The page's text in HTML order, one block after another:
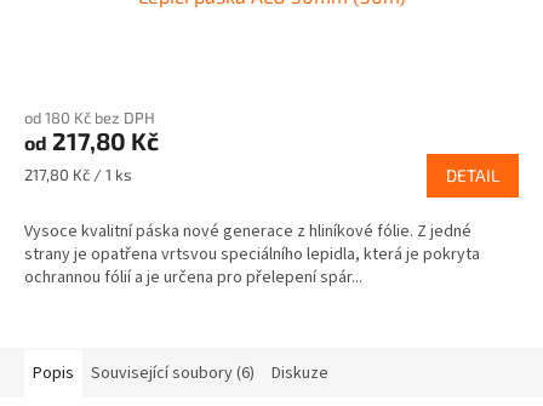
od 180 Kč bez DPH
od 217,80 Kč
Měrná
217,80 Kč / 1 ks DETAIL
Vysoce kvalitní páska nové generace z hliníkové fólie. Z jedné
strany je opatřena vrtsvou speciálního lepidla, která je pokryta
ochrannou fólií a je určena pro přelepení spár...
Popis Související soubory (6) Diskuze